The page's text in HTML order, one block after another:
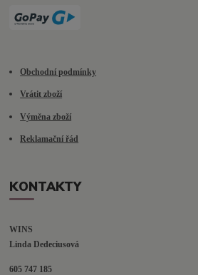
Obchodní podmínky
Vrátit zboží
Výměna zboží
Reklamační řád
KONTAKTY
WINS
Linda Dedeciusová
605 747 185